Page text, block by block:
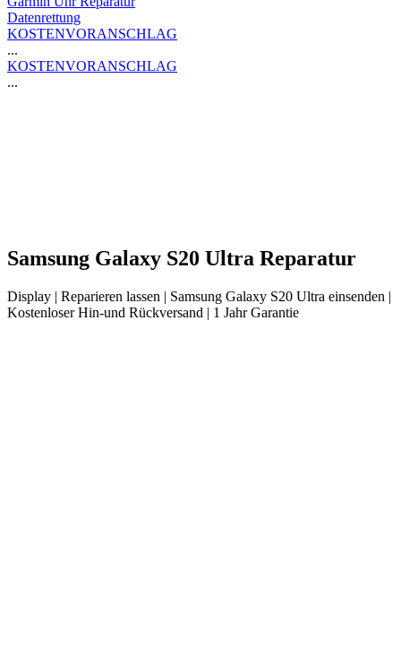
Datenrettung
KOSTENVORANSCHLAG
...
KOSTENVORANSCHLAG
...
Samsung Galaxy S20 Ultra Reparatur
Display | Reparieren lassen | Samsung Galaxy S20 Ultra einsenden |
Kostenloser Hin-und Rückversand | 1 Jahr Garantie